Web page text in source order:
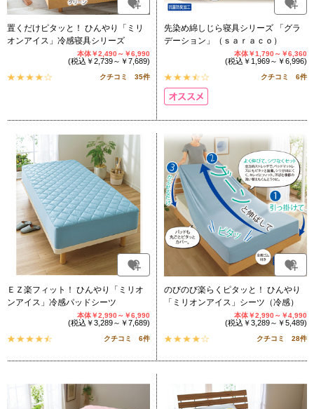
置くだけピタッと！ ひんやり「ミリ
オンアイス」冷感寝具シリーズ
本体￥2,490～￥6,990
(税込￥2,739～￥7,689)
クチコミ 35件
先染め綿しじら寝具シリーズ 「グラ
デーション」（ｓａｒａｃｏ）
本体￥1,790～￥6,360
(税込￥1,969～￥6,996)
クチコミ 6件
ＥＺ楽フィット！ ひんやり「ミリオ
ンアイス」冷感パッドシーツ
本体￥2,990～￥6,990
(税込￥3,289～￥7,689)
クチコミ 6件
のびのび楽らくピタッと！ ひんやり
「ミリオンアイス」シーツ（冷感）
本体￥2,990～￥4,990
(税込￥3,289～￥5,489)
クチコミ 28件